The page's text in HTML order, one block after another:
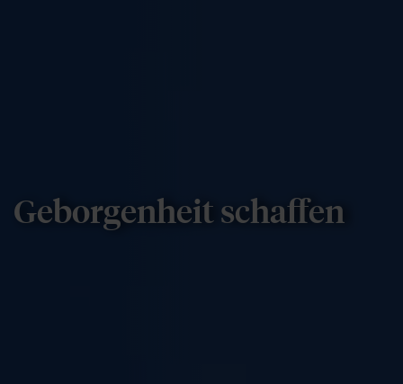
Geborgenheit schaffen